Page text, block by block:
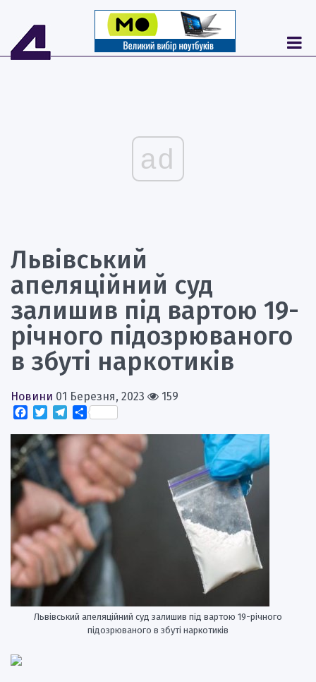
ad
Львівський
апеляційний суд
залишив під вартою 19-
річного підозрюваного
в збуті наркотиків
Новини 01 Березня, 2023
159
Facebook
TwitterTelegram
Поділитися
Львівський апеляційний суд залишив під вартою 19-річного
підозрюваного в збуті наркотиків